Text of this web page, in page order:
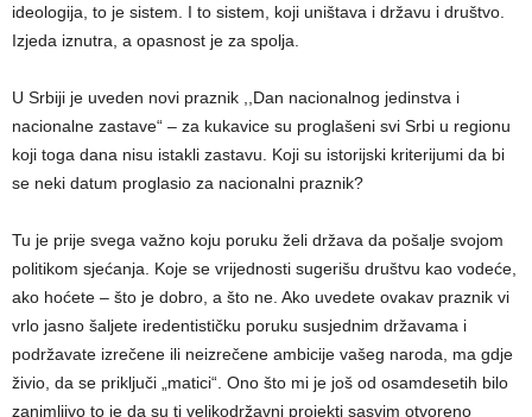
ideologija, to je sistem. I to sistem, koji uništava i državu i društvo.
Izjeda iznutra, a opasnost je za spolja.
U Srbiji je uveden novi praznik ,,Dan nacionalnog jedinstva i
nacionalne zastave“ – za kukavice su proglašeni svi Srbi u regionu
koji toga dana nisu istakli zastavu. Koji su istorijski kriterijumi da bi
se neki datum proglasio za nacionalni praznik?
Tu je prije svega važno koju poruku želi država da pošalje svojom
politikom sjećanja. Koje se vrijednosti sugerišu društvu kao vodeće,
ako hoćete – što je dobro, a što ne. Ako uvedete ovakav praznik vi
vrlo jasno šaljete iredentističku poruku susjednim državama i
podržavate izrečene ili neizrečene ambicije vašeg naroda, ma gdje
živio, da se priključi „matici“. Ono što mi je još od osamdesetih bilo
zanimljivo to je da su ti velikodržavni projekti sasvim otvoreno